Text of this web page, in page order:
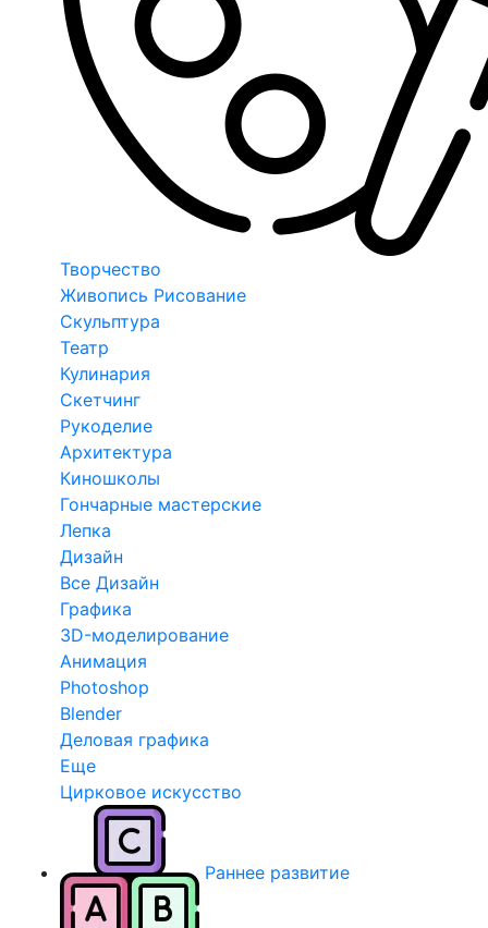
Творчество
Живопись Рисование
Скульптура
Театр
Кулинария
Скетчинг
Рукоделие
Архитектура
Киношколы
Гончарные мастерские
Лепка
Дизайн
Все Дизайн
Графика
3D-моделирование
Анимация
Photoshop
Blender
Деловая графика
Еще
Цирковое искусство
Раннее развитие